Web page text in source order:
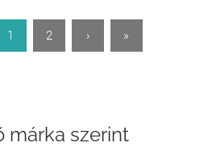
1 2 › »
márka szerint